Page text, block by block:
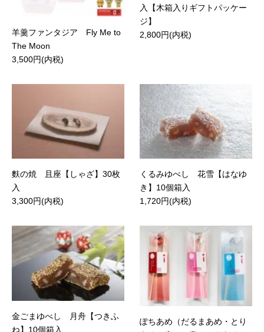
羊羹ファンタジア Fly Me to
The Moon
3,500円(内税)
入【木箱入りギフトパッケー
ジ】
2,800円(内税)
麩の焼 且座【しゃざ】30枚
入
3,300円(内税)
くるみゆべし 花雪【はなゆ
き】10個箱入
1,720円(内税)
金ごまゆべし 月舟【つきふ
ね】10個箱入
ぽちあめ（だるまあめ・とり